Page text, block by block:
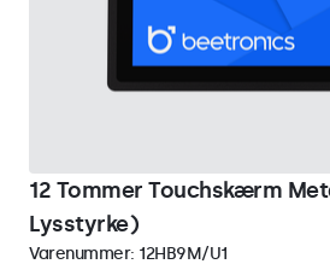
12 Tommer Touchskærm
Lysstyrke)
Varenummer: 12HB9M/U1